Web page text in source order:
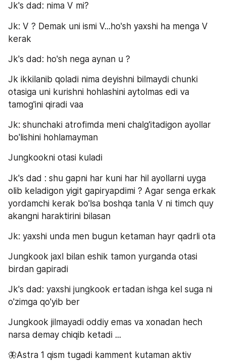
Jk's dad: nima V mi?
Jk: V ? Demak uni ismi V...ho'sh yaxshi ha menga V
kerak
Jk's dad: ho'sh nega aynan u ?
Jk ikkilanib qoladi nima deyishni bilmaydi chunki
otasiga uni kurishni hohlashini aytolmas edi va
tamog'ini qiradi vaa
Jk: shunchaki atrofimda meni chalg'itadigon ayollar
bo'lishini hohlamayman
Jungkookni otasi kuladi
Jk's dad : shu gapni har kuni har hil ayollarni uyga
olib keladigon yigit gapiryapdimi ? Agar senga erkak
yordamchi kerak bo'lsa boshqa tanla V ni timch quy
akangni haraktirini bilasan
Jk: yaxshi unda men bugun ketaman hayr qadrli ota
Jungkook jaxl bilan eshik tamon yurganda otasi
birdan gapiradi
Jk's dad: yaxshi jungkook ertadan ishga kel suga ni
o'zimga qo'yib ber
Jungkook jilmayadi oddiy emas va xonadan hech
narsa demay chiqib ketadi ...
🦋Astra 1 qism tugadi kamment kutaman aktiv